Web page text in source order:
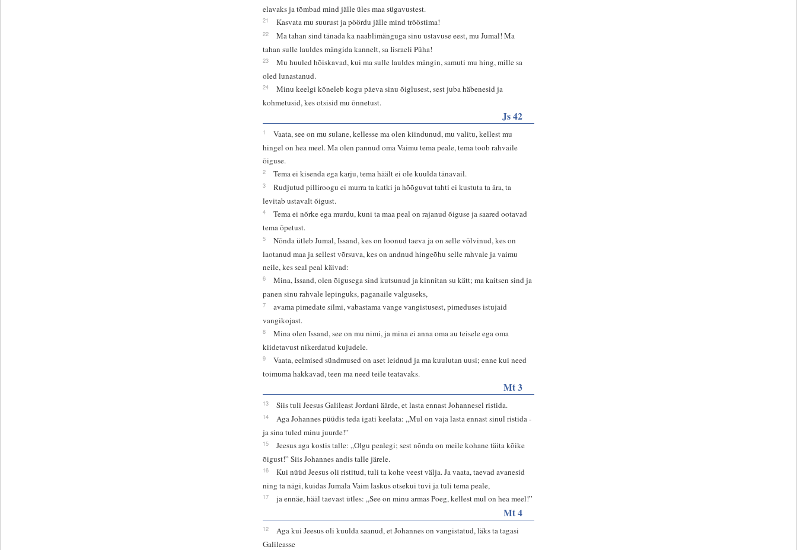
elavaks ja tõmbad mind jälle üles maa sügavustest.
21 Kasvata mu suurust ja pöördu jälle mind trööstima!
22
Ma tahan sind tänada ka naablimänguga sinu ustavuse eest, mu Jumal! Ma
tahan sulle lauldes mängida kannelt, sa Iisraeli Püha!
23
Mu huuled hõiskavad, kui ma sulle lauldes mängin, samuti mu hing, mille sa
oled lunastanud.
24
Minu keelgi kõneleb kogu päeva sinu õiglusest, sest juba häbenesid ja
kohmetusid, kes otsisid mu õnnetust.
Js 42
1
Vaata, see on mu sulane, kellesse ma olen kiindunud, mu valitu, kellest mu
hingel on hea meel. Ma olen pannud oma Vaimu tema peale, tema toob rahvaile
õiguse.
2 Tema ei kisenda ega karju, tema häält ei ole kuulda tänavail.
3
Rudjutud pilliroogu ei murra ta katki ja hõõguvat tahti ei kustuta ta ära, ta
levitab ustavalt õigust.
4
Tema ei nõrke ega murdu, kuni ta maa peal on rajanud õiguse ja saared ootavad
tema õpetust.
5
Nõnda ütleb Jumal, Issand, kes on loonud taeva ja on selle võlvinud, kes on
laotanud maa ja sellest võrsuva, kes on andnud hingeõhu selle rahvale ja vaimu
neile, kes seal peal käivad:
6
Mina, Issand, olen õigusega sind kutsunud ja kinnitan su kätt; ma kaitsen sind ja
panen sinu rahvale lepinguks, paganaile valguseks,
7
avama pimedate silmi, vabastama vange vangistusest, pimeduses istujaid
vangikojast.
8
Mina olen Issand, see on mu nimi, ja mina ei anna oma au teisele ega oma
kiidetavust nikerdatud kujudele.
9
Vaata, eelmised sündmused on aset leidnud ja ma kuulutan uusi; enne kui need
toimuma hakkavad, teen ma need teile teatavaks.
Mt 3
13 Siis tuli Jeesus Galileast Jordani äärde, et lasta ennast Johannesel ristida.
14
Aga Johannes püüdis teda igati keelata: „Mul on vaja lasta ennast sinul ristida -
ja sina tuled minu juurde!”
15
Jeesus aga kostis talle: „Olgu pealegi; sest nõnda on meile kohane täita kõike
õigust!” Siis Johannes andis talle järele.
16
Kui nüüd Jeesus oli ristitud, tuli ta kohe veest välja. Ja vaata, taevad avanesid
ning ta nägi, kuidas Jumala Vaim laskus otsekui tuvi ja tuli tema peale,
17 ja ennäe, hääl taevast ütles: „See on minu armas Poeg, kellest mul on hea meel!”
Mt 4
12
Aga kui Jeesus oli kuulda saanud, et Johannes on vangistatud, läks ta tagasi
Galileasse